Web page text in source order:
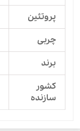
پروتئین
چربی
برند
کشور
سازنده